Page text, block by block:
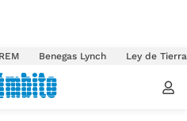
REM Benegas Lynch Ley de